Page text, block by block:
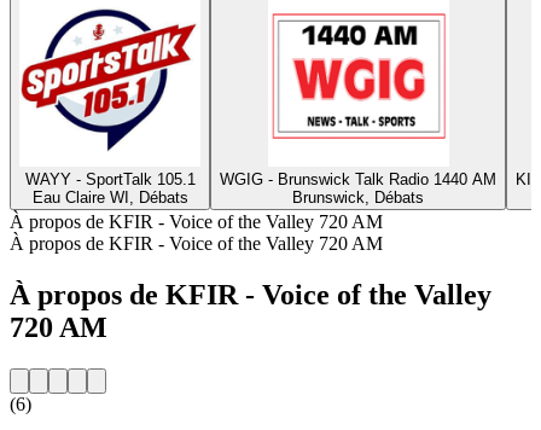
WAYY - SportTalk 105.1
Eau Claire WI, Débats
WGIG - Brunswick Talk Radio 1440 AM
Brunswick, Débats
À propos de KFIR - Voice of the Valley 720 AM
À propos de KFIR - Voice of the Valley 720 AM
À propos de KFIR - Voice of the Valley
720 AM
(6)